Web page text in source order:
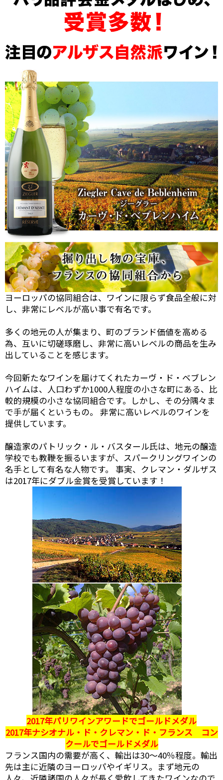
ヨーロッパの協同組合は、ワインに限らず食品全般に対
し、非常にレベルが高い事で有名です。
多くの地元の人が集まり、町のブランド価値を高める
為、互いに切磋琢磨し、非常に高いレベルの商品を生み
出していることを感じます。
今回新たなワインを届けてくれたカーヴ・ド・ベブレン
ハイムは、人口わずか1000人程度の小さな町にある、比
較的規模の小さな協同組合です。しかし、その分隅々ま
で手が届くというもの。 非常に高いレベルのワインを
提供しています。
醸造家のパトリック・ル・バスタール氏は、地元の醸造
学校でも教鞭を振るいますが、スパークリングワインの
名手として有名な人物です。 事実、クレマン・ダルザス
は2017年にダブル金賞を受賞しています！
2017年パリワインアワードでゴールドメダル
2017年ナシオナル・ド・クレマン・ド・フランス コン
クールでゴールドメダル
フランス国内の需要が高く、輸出は30～40％程度。輸出
先は主に近隣のヨーロッパやイギリス。まず地元の